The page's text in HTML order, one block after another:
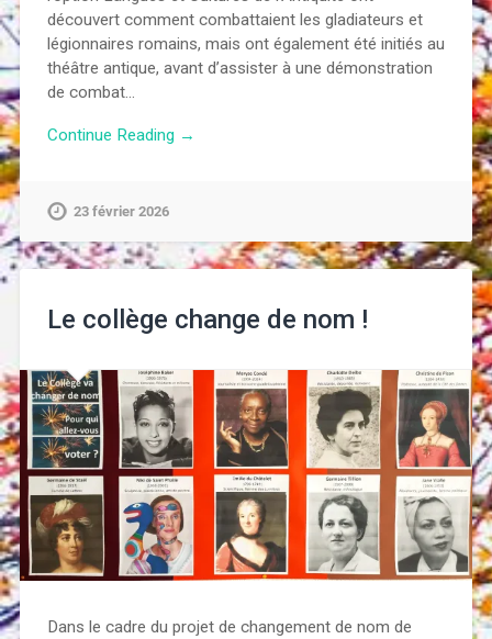
découvert comment combattaient les gladiateurs et
légionnaires romains, mais ont également été initiés au
théâtre antique, avant d’assister à une démonstration
de combat…
Continue Reading →
23 février 2026
Le collège change de nom !
Dans le cadre du projet de changement de nom de